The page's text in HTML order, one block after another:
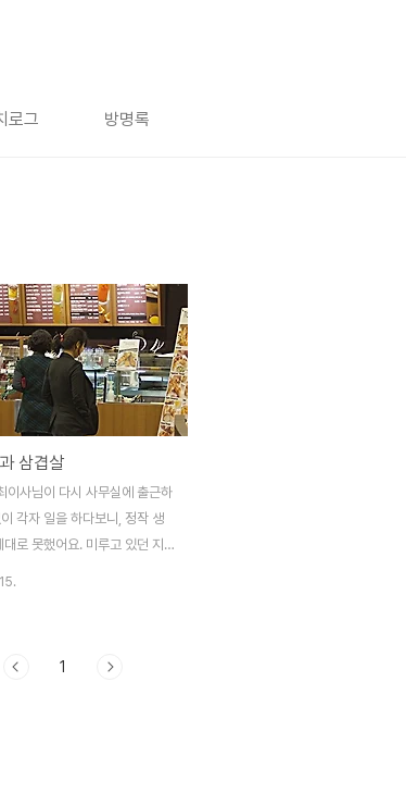
로그 방명록
삼겹살
이사님이 다시 사무실에 출근하
각자 일을 하다보니, 정작 생
대로 못했어요. 미루고 있던 지
니다. 그리고, 금요일 일을 다 끝
1